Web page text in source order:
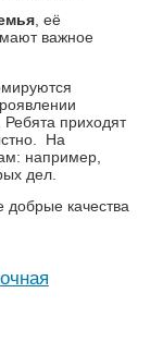
, её
важное
Ребята приходят
На
например,
дел
добрые качества